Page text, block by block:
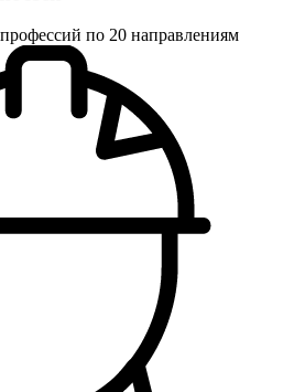
по 20 направлениям